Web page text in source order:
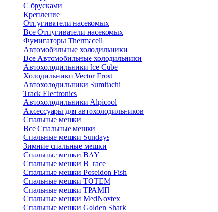
С брусками
Крепление
Отпугиватели насекомых
Все Отпугиватели насекомых
Фумигаторы Thermacell
Автомобильные холодильники
Все Автомобильные холодильники
Автохолодильники Ice Cube
Холодильники Vector Frost
Автохолодильники Sumitachi
Track Electronics
Автохолодильники Alpicool
Аксессуары для автохолодильников
Спальные мешки
Все Спальные мешки
Спальные мешки Sundays
Зимние спальные мешки
Спальные мешки BAY
Спальные мешки BTrace
Спальные мешки Poseidon Fish
Спальные мешки ТОТЕМ
Спальные мешки ТРАМП
Cпальные мешки MedNovtex
Спальные мешки Golden Shark